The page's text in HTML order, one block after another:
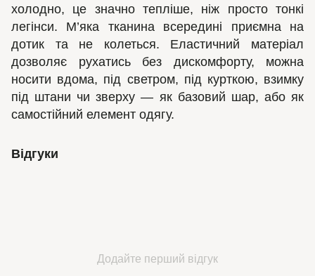
холодно, це значно тепліше, ніж просто тонкі
легінси. М’яка тканина всередині приємна на
дотик та не колеться. Еластичний матеріал
дозволяє рухатись без дискомфорту, можна
носити вдома, під светром, під курткою, взимку
під штани чи зверху — як базовий шар, або як
самостійний елемент одягу.
Відгуки
Додайте перший відгук